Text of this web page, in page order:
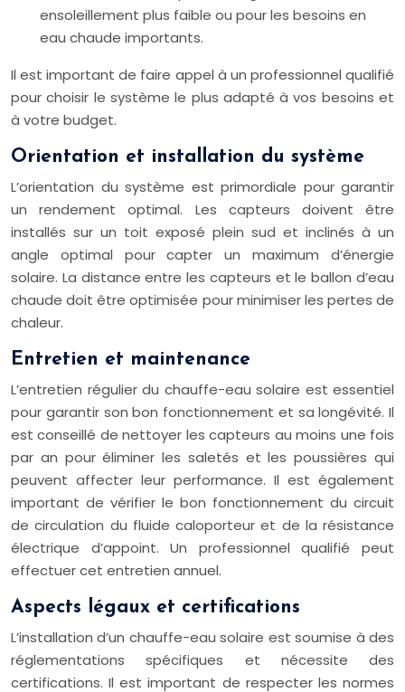
ensoleillement plus faible ou pour les besoins en
eau chaude importants.
Il est important de faire appel à un professionnel qualifié
pour choisir le système le plus adapté à vos besoins et
à votre budget.
Orientation et installation du système
L’orientation du système est primordiale pour garantir
un rendement optimal. Les capteurs doivent être
installés sur un toit exposé plein sud et inclinés à un
angle optimal pour capter un maximum d’énergie
solaire. La distance entre les capteurs et le ballon d’eau
chaude doit être optimisée pour minimiser les pertes de
chaleur.
Entretien et maintenance
L’entretien régulier du chauffe-eau solaire est essentiel
pour garantir son bon fonctionnement et sa longévité. Il
est conseillé de nettoyer les capteurs au moins une fois
par an pour éliminer les saletés et les poussières qui
peuvent affecter leur performance. Il est également
important de vérifier le bon fonctionnement du circuit
de circulation du fluide caloporteur et de la résistance
électrique d’appoint. Un professionnel qualifié peut
effectuer cet entretien annuel.
Aspects légaux et certifications
L’installation d’un chauffe-eau solaire est soumise à des
réglementations spécifiques et nécessite des
certifications. Il est important de respecter les normes